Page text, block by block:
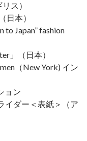
ス）
日本）
to Japan” fashion
」（日本）
（New York) イン
ョン
イダー＜表紙＞（ア